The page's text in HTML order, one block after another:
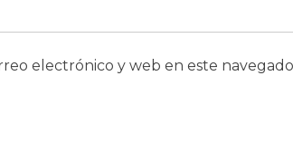
electrónico y web en este